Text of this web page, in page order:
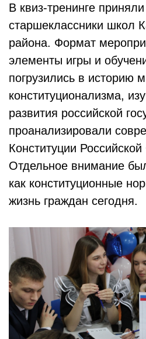
В квиз-тренинге
старшеклассники школ
района. Формат
элементы игры и
погрузились в историю
конституционализма,
развития российской
проанализировали
Конституции
Отдельное внимание
как конституционные
жизнь граждан сегодня.